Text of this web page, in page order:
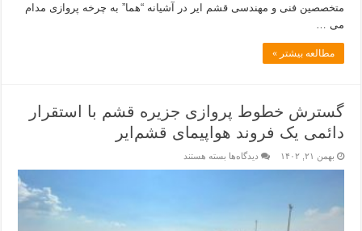
متخصصین فنی و مهندسی قشم ایر در آشیانه “هما” به چرخه پروازی مدام
می …
مطالعه بیشتر »
گسترش خطوط پروازی جزیره قشم با استقرار
دائمی یک‌ فروند هواپیمای قشم‌ایر
بهمن ۲۱, ۱۴۰۲ دیدگاه‌ها بسته هستند